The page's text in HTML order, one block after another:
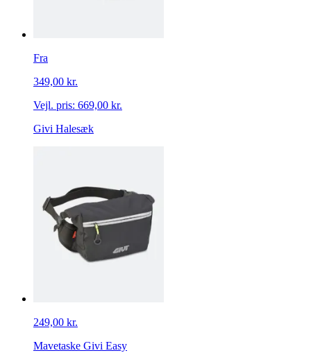
Fra
349,00 kr.
Vejl. pris: 669,00 kr.
Givi Halesæk
249,00 kr.
Mavetaske Givi Easy